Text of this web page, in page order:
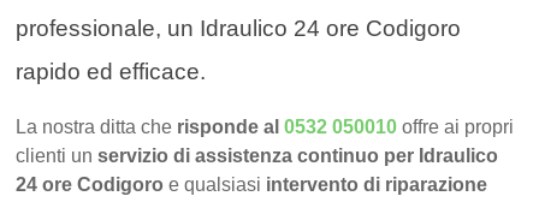
professionale, un Idraulico 24 ore Codigoro
rapido ed efficace.
La nostra ditta che risponde al0532 050010 offre ai propri
clienti unservizio di assistenza continuo per Idraulico
24 ore Codigoro e qualsiasi intervento di riparazione